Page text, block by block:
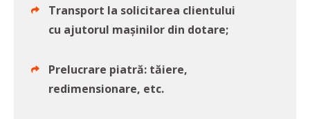
Transport la solicitarea clientului
cu ajutorul mașinilor din dotare;
Prelucrare piatră: tăiere,
redimensionare, etc.